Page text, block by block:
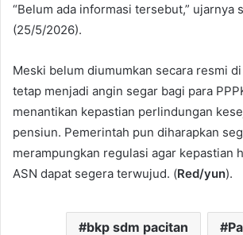
“Belum ada informasi tersebut,” ujarnya
(25/5/2026).
Meski belum diumumkan secara resmi
tetap menjadi angin segar bagi para
menantikan kepastian perlindungan
pensiun. Pemerintah pun diharapkan
merampungkan regulasi agar kepastian
ASN dapat segera terwujud. (Red/yun).
bkp sdm pacitan